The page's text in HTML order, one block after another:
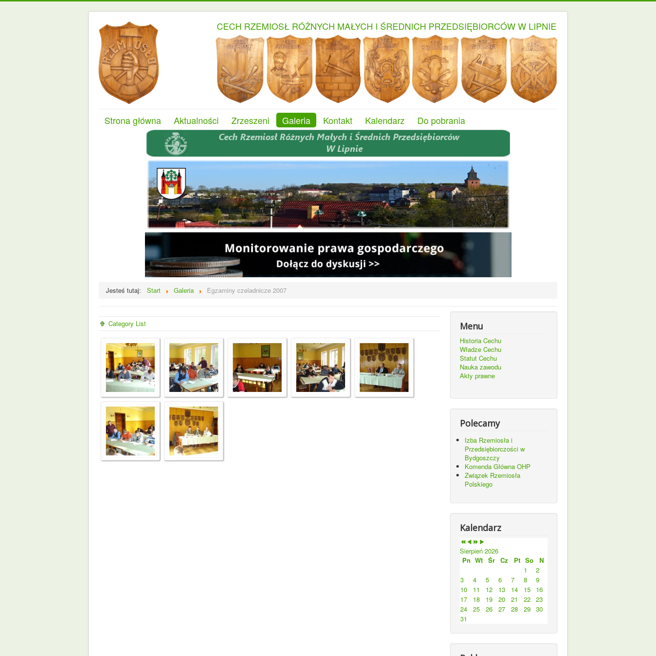
CECH RZEMIOSŁ RÓŻNYCH MAŁYCH I ŚREDNICH PRZEDSIĘBIORCÓW W LIPNIE
Strona główna Aktualności Zrzeszeni Galeria Kontakt Kalendarz Do pobrania
Jesteś tutaj: Start Galeria Egzaminy czeladnicze 2007
Category List Menu
Historia Cechu
Władze Cechu
Statut Cechu
Nauka zawodu
Akty prawne
Polecamy
Izba Rzemiosła i
Przedsiębiorczości w
Bydgoszczy
Komenda Główna OHP
Związek Rzemiosła
Polskiego
Kalendarz
Sierpień 2026
Pn Wt Śr Cz Pt So
N
1
2
3
4 5 6 7 8
9
10
11 12 13 14 15
16
17
18 19 20 21 22 23
24
25 26 27 28 29 30
31